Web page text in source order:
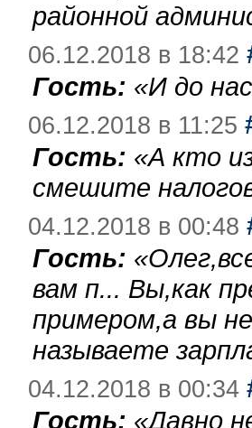
районной
06.12.2018 в 18:42
Гость: «И до
06.12.2018 в 11:25
Гость: «А кто
смешите
04.12.2018 в 00:48
Гость: «
вам п... Вы,как
примером,а вы
называете
04.12.2018 в 00:34
Гость: «Давно